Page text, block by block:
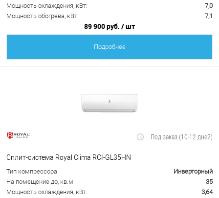
Мощность охлаждения, кВт:
7,0
Мощность обогрева, кВт:
7,1
89 900 руб. / шт
Подробнее
Под заказ (10-12 дней)
Сплит-система Royal Clima RCI-GL35HN
Тип компрессора
Инверторный
На помещение до, кв.м
35
Мощность охлаждения, кВт:
3,64